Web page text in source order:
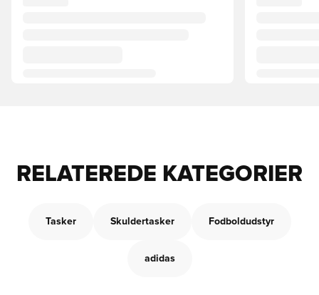
RELATEREDE KATEGORIER
Tasker Skuldertasker Fodboldudstyr
adidas